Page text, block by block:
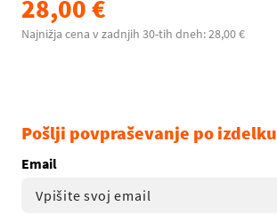
28,00 €
Najnižja cena v zadnjih 30-tih dneh: 28,00 €
Pošlji povpraševanje po izdelku
Email